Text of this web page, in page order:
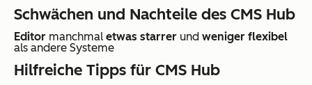
Schwächen und Nachteile des CMS Hub
Editor manchmal etwas starrer und weniger flexibel
als andere Systeme
Hilfreiche Tipps für CMS Hub